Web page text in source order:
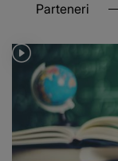
Parteneri